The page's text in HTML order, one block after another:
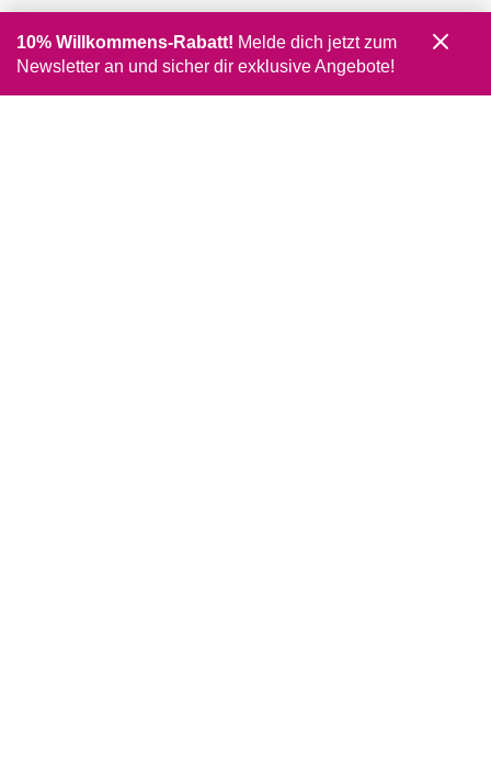
10% Willkommens-Rabatt! Melde dich jetzt zum
Newsletter an und sicher dir exklusive Angebote!